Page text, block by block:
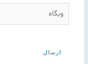
وبگاه